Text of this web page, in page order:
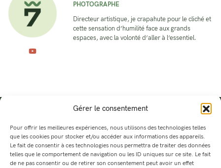
Gérer le consentement
Pour offrir les meilleures expériences, nous utilisons des technologies telles
que les cookies pour stocker et/ou accéder aux informations des appareils.
Le fait de consentir à ces technologies nous permettra de traiter des données
telles que le comportement de navigation ou les ID uniques sur ce site. Le fait
de ne pas consentir ou de retirer son consentement peut avoir un effet
PHOTOGRAPHE
Directeur artistique, je crapahute pour le cliché et
cette sensation d’humilité face aux grands
espaces, avec la volonté d’aller à l’essentiel.
Photographie - Design graphique - Musique